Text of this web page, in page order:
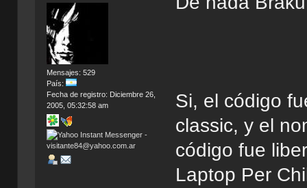
Mensajes: 529
País:
Fecha de registro: Diciembre 26,
2005, 05:32:58 am
Si, el código
classic, y el
código fue
Laptop Per